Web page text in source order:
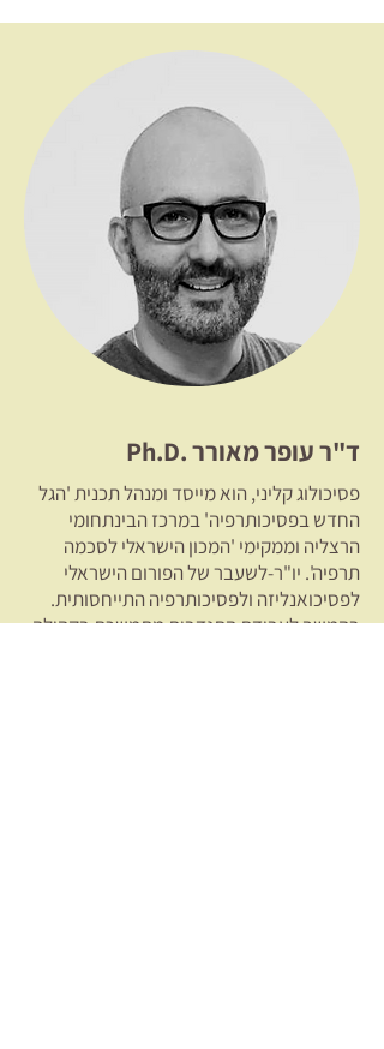
ד"ר עופר מאורר .Ph.D
פסיכולוג קליני, הוא מייסד ומנהל תכנית 'הגל
החדש בפסיכותרפיה' במרכז הבינתחומי
הרצליה וממקימי 'המכון הישראלי לסכמה
תרפיה'. יו"ר-לשעבר של הפורום הישראלי
לפסיכואנליזה ולפסיכותרפיה התייחסותית.
בהמשך לעבודת התנדבות מתמשכת בקהילה